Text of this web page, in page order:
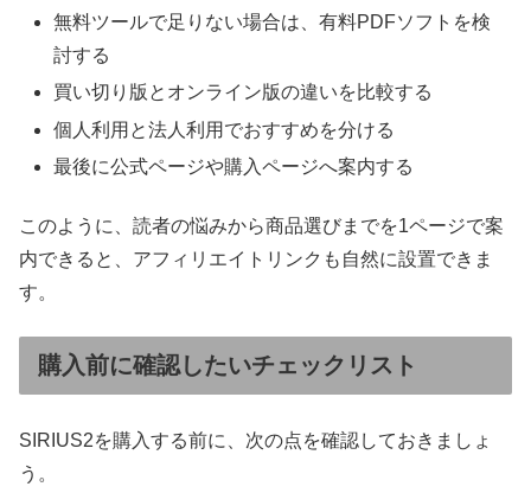
無料ツールで足りない場合は、有料PDFソフトを検
討する
買い切り版とオンライン版の違いを比較する
個人利用と法人利用でおすすめを分ける
最後に公式ページや購入ページへ案内する
このように、読者の悩みから商品選びまでを1ページで案
内できると、アフィリエイトリンクも自然に設置できま
す。
購入前に確認したいチェックリスト
SIRIUS2を購入する前に、次の点を確認しておきましょ
う。